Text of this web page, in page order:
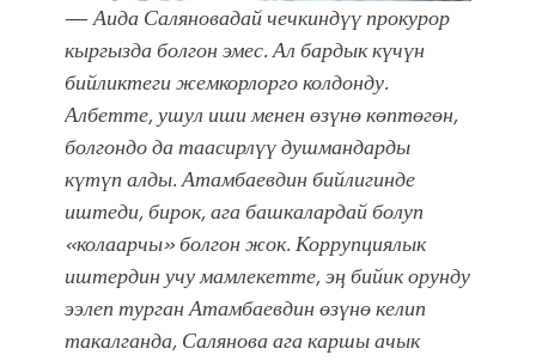
—Аида Саляновадай чечкиндүү прокурор
кыргызда болгон эмес. Ал бардык күчүн
бийликтеги жемкорлорго колдонду.
Албетте, ушул иши менен өзүнө көптөгөн,
болгондо да таасирлүү душмандарды
күтүп алды. Атамбаевдин бийлигинде
иштеди, бирок, ага башкалардай болуп
«колаарчы» болгон жок. Коррупциялык
иштердин учу мамлекетте, эң бийик орунду
ээлеп турган Атамбаевдин өзүнө келип
такалганда, Салянова ага каршы ачык